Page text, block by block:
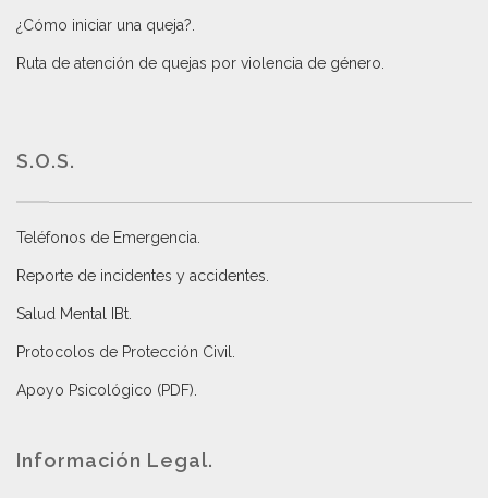
¿Cómo iniciar una queja?.
Ruta de atención de quejas por violencia de género.
S.O.S.
Teléfonos de Emergencia.
Reporte de incidentes y accidentes.
Salud Mental IBt.
Protocolos de Protección Civil.
Apoyo Psicológico (PDF).
Información Legal.